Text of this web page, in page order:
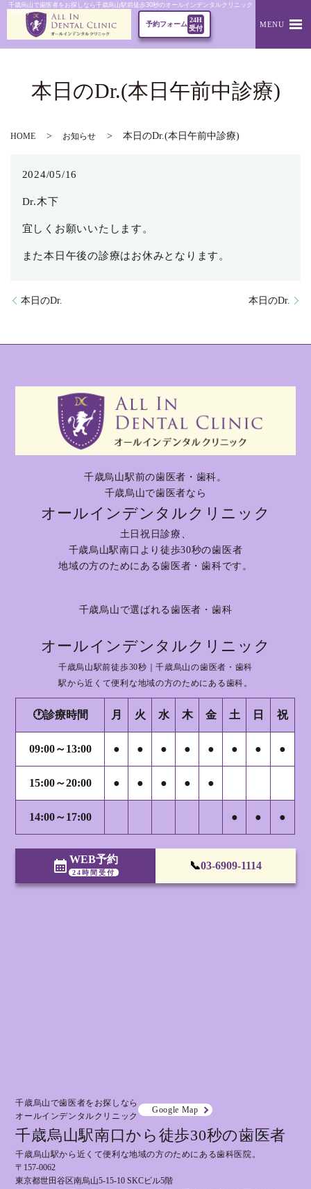
千歳烏山で歯医者をお探しなら千歳烏山駅前徒歩30秒のオールインデンタルクリニック｜本日のDr.(本日午
中診療)
予約フォーム
24H
受付
MENU
本日のDr.(本日午前中診療)
HOME お知らせ 本日のDr.(本日午前中診療)
2024/05/16
Dr.木下
宜しくお願いいたします。
また本日午後の診療はお休みとなります。
本日のDr. 本日のDr.
千歳烏山駅前の歯医者・歯科。
千歳烏山で歯医者なら
オールインデンタルクリニック
土日祝日診療、
千歳烏山駅南口より徒歩30秒の歯医者
地域の方のためにある歯医者・歯科です。
千歳烏山で選ばれる歯医者・歯科
オールインデンタルクリニック
千歳烏山駅前徒歩30秒｜千歳烏山の歯医者・歯科
駅から近くて便利な地域の方のためにある歯科。
🕐診療時間 月 火 水 木 金 土 日 祝
09:00～13:00 ● ● ● ● ● ● ● ●
15:00～20:00 ● ● ● ● ●
14:00～17:00 ● ● ●
calendar_month WEB予約
24時間受付
📞03-6909-1114
千歳烏山で歯医者をお探しなら
オールインデンタルクリニック
Google Map
千歳烏山駅南口から徒歩30秒の歯医者
千歳烏山駅から近くて便利な地域の方のためにある歯科医院。
〒157-0062
東京都世田谷区南烏山5-15-10 SKCビル5階